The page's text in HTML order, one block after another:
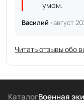
умом.
Василий ·август
Читать отзывы обо
КаталогВоенная